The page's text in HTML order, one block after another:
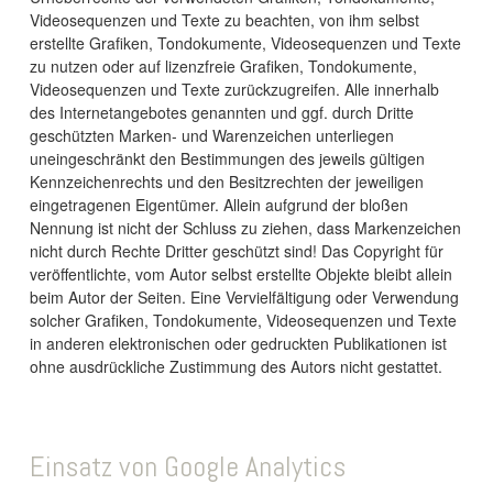
Videosequenzen und Texte zu beachten, von ihm selbst
erstellte Grafiken, Tondokumente, Videosequenzen und Texte
zu nutzen oder auf lizenzfreie Grafiken, Tondokumente,
Videosequenzen und Texte zurückzugreifen. Alle innerhalb
des Internetangebotes genannten und ggf. durch Dritte
geschützten Marken- und Warenzeichen unterliegen
uneingeschränkt den Bestimmungen des jeweils gültigen
Kennzeichenrechts und den Besitzrechten der jeweiligen
eingetragenen Eigentümer. Allein aufgrund der bloßen
Nennung ist nicht der Schluss zu ziehen, dass Markenzeichen
nicht durch Rechte Dritter geschützt sind! Das Copyright für
veröffentlichte, vom Autor selbst erstellte Objekte bleibt allein
beim Autor der Seiten. Eine Vervielfältigung oder Verwendung
solcher Grafiken, Tondokumente, Videosequenzen und Texte
in anderen elektronischen oder gedruckten Publikationen ist
ohne ausdrückliche Zustimmung des Autors nicht gestattet.
Einsatz von Google Analytics